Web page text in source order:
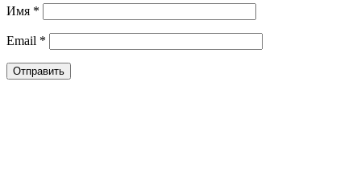
Имя *
Email *